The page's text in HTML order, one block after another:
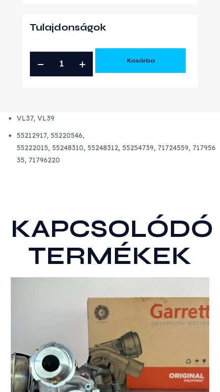
Tulajdonságok
VL37
Kosárba
VL37, VL39
55212917, 55220546,
55222015, 55248310, 55248312, 55254739, 71724559, 717956
35, 71796220
KAPCSOLÓDÓ
TERMÉKEK